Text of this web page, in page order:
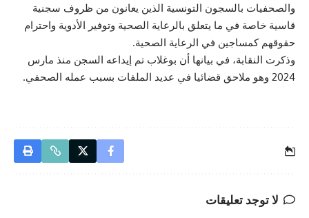
والصحفيات بالسجون التونسية الذين يعانون من ظروف سجنية
قاسية خاصة في ما يتعلق بالرعاية الصحية وتوفير الأدوية واحترام
حقوقهم كمساجين في الرعاية الصحية.
وذكرت النقابة، في بيانها أن بوغلاب تم إيداعه السجن منذ مارس
2024 وهو ملاحق قضائيا في عديد الملفات بسبب عمله الصحفي.
لا توجد تعليقات